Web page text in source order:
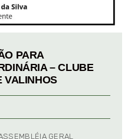
PARA
– CLUBE
VALINHOS
GERAL